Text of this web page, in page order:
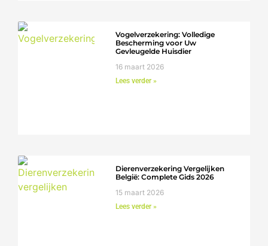
Vogelverzekering: Volledige
Bescherming voor Uw
Gevleugelde Huisdier
16 maart 2026
Lees verder »
Dierenverzekering Vergelijken
België: Complete Gids 2026
15 maart 2026
Lees verder »